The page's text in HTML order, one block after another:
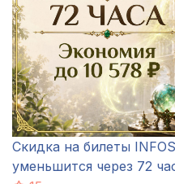
Скидка на билеты
уменьшится через 72